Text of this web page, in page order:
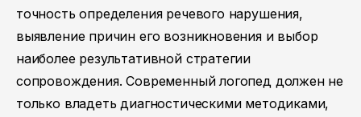
точность определения речевого нарушения,
выявление причин его возникновения и выбор
наиболее результативной стратегии
сопровождения. Современный логопед должен не
только владеть диагностическими методиками,